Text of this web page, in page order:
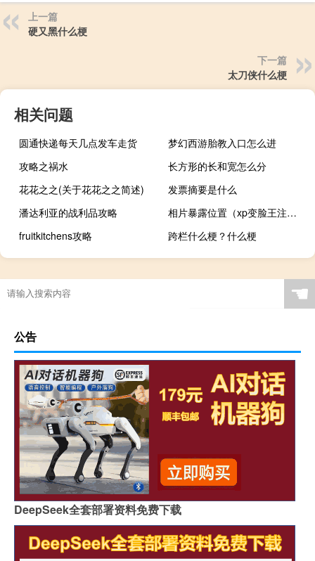
上一篇
硬又黑什么梗
下一篇
太刀侠什么梗
相关问题
圆通快递每天几点发车走货
梦幻西游胎教入口怎么进
攻略之祸水
长方形的长和宽怎么分
花花之之(关于花花之之简述)
发票摘要是什么
潘达利亚的战利品攻略
相片暴露位置（xp变脸王注册码）
fruitkitchens攻略
跨栏什么梗？什么梗
☚
公告
DeepSeek全套部署资料免费下载